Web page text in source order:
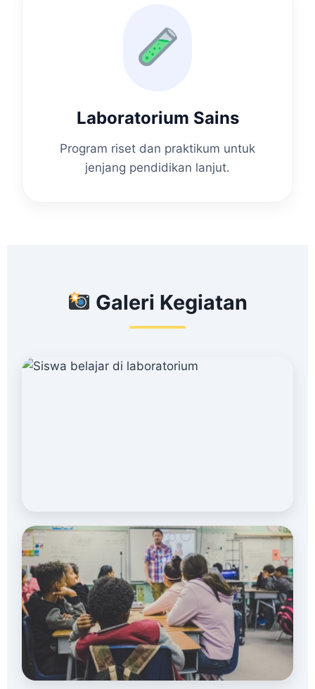
Laboratorium Sains
Program riset dan praktikum untuk
jenjang pendidikan lanjut.
Galeri Kegiatan